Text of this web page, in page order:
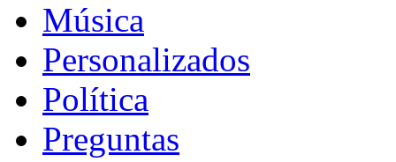
Música
Personalizados
Política
Preguntas